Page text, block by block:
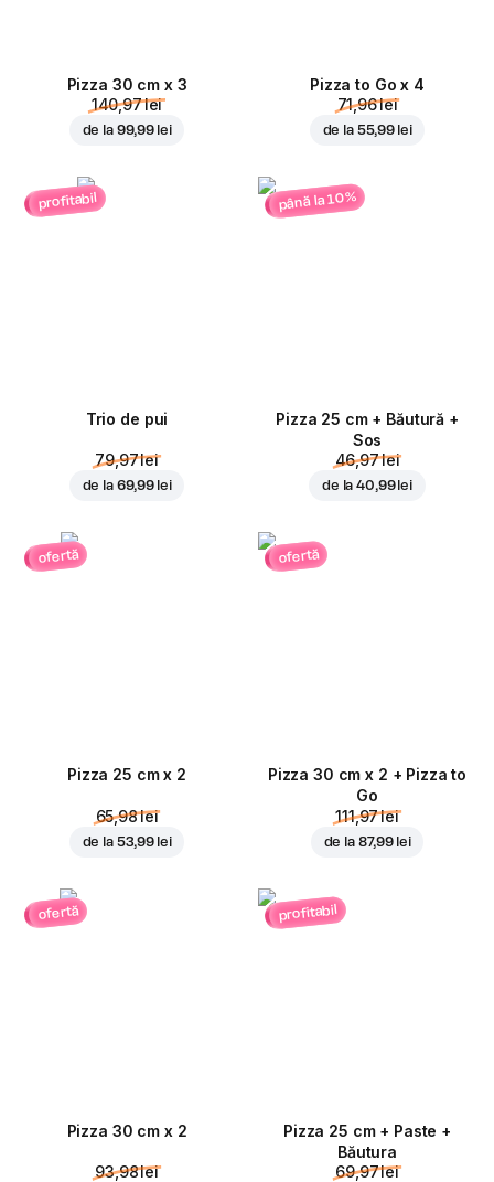
Pizza 30 cm x 3
140,97 lei
de la 99,99 lei
Pizza to Go x 4
71,96 lei
de la 55,99 lei
profitabil
Trio de pui
79,97 lei
de la 69,99 lei
până la 10%
Pizza 25 cm + Băutură +
Sos
46,97 lei
de la40,99 lei
ofertă
Pizza 25 cm x 2
65,98 lei
de la 53,99 lei
ofertă
Pizza 30 cm x 2 + Pizza to
Go
111,97 lei
de la 87,99 lei
ofertă
Pizza 30 cm x 2
93,98 lei
profitabil
Pizza 25 cm + Paste +
Băutura
69,97 lei